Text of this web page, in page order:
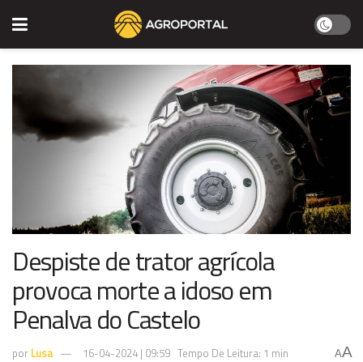
Despiste de trator agrícola
provoca morte a idoso em
Penalva do Castelo
por Lusa 16-04-2024 | 09:59 Tempo De Leitura: 1 min AA